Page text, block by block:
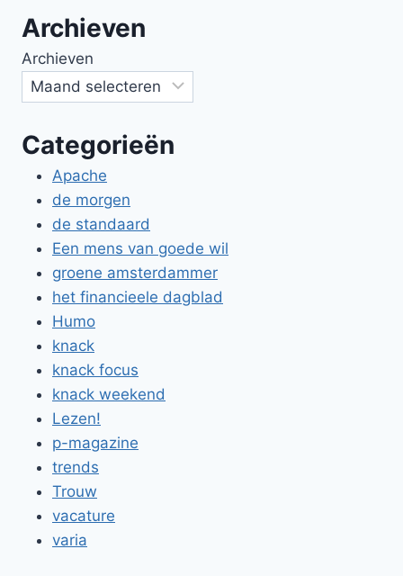
Archieven
Archieven
Categorieën
Apache
de morgen
de standaard
Een mens van goede wil
groene amsterdammer
het financieele dagblad
Humo
knack
knack focus
knack weekend
Lezen!
p-magazine
trends
Trouw
vacature
varia